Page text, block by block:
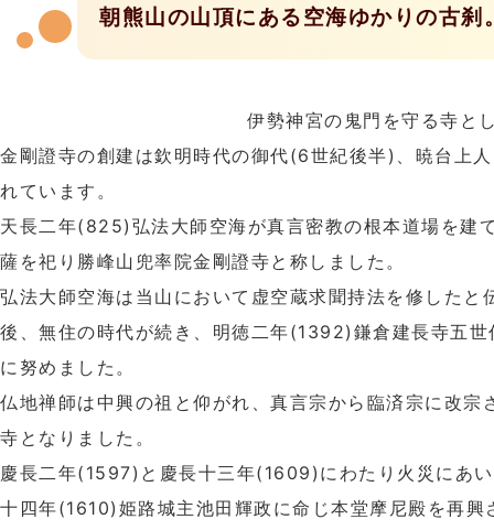
朝熊山の山頂にある空海ゆかりの古刹
伊勢神宮の鬼門を守る寺と
金剛證寺の創建は欽明時代の御代(6世紀後半)、暁台上
れています。
天長二年(825)弘法大師空海が真言密教の根本道場を建
薩を祀り勝峰山兜率院金剛證寺と称しました。
弘法大師空海は当山において虚空蔵求聞持法を修したと
後、無住の時代が続き、明徳二年(1392)鎌倉建長寺五
に努めました。
仏地禅師は中興の祖と仰がれ、真言宗から臨済宗に改宗
寺となりました。
慶長二年(1597)と慶長十三年(1609)にわたり火災にあ
十四年(1610)姫路城主池田輝政に命じ本堂摩尼殿を再興